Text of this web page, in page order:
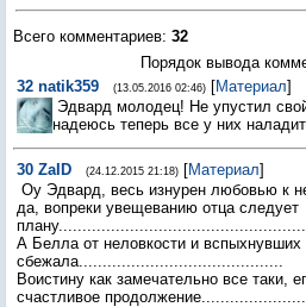
Всего комментариев: 32
Порядок вывода
32 natik359 (13.05.2016 02:46) [Материал]
Эдвард молодец! Не упустил
надеюсь теперь все у них
30 ZaID (24.12.2015 21:18) [Материал]
Оу Эдвард, весь изнурен любовью к
да, вопреки увещеванию отца следует
А Белла от неловкости и вспыхнувших
сбежала...........................................
Воистину как замечательно все таки,
счастливое